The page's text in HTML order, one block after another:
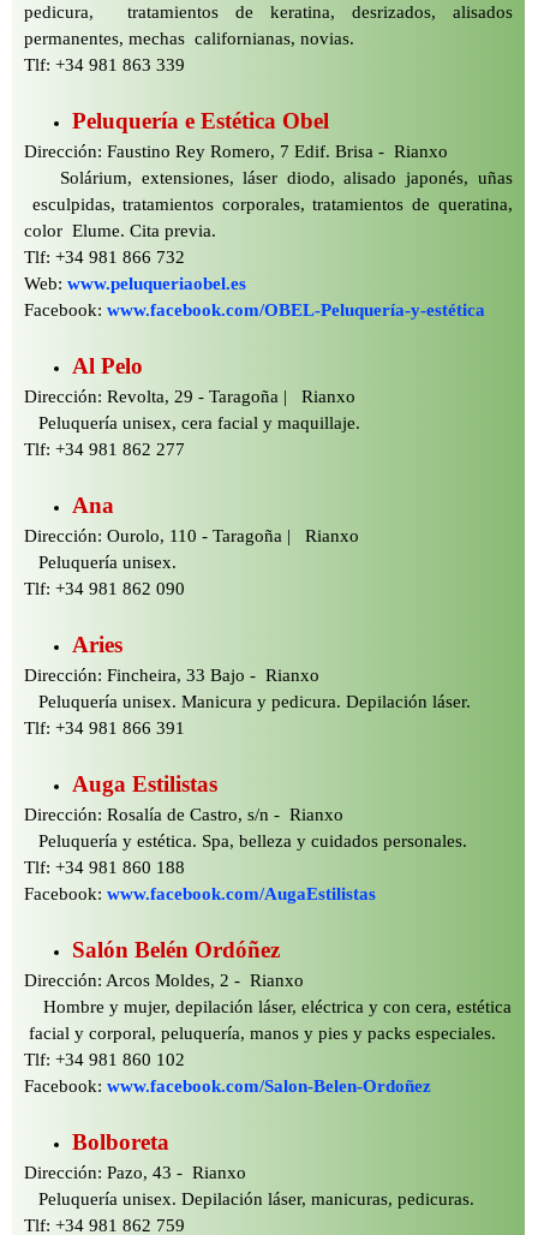
pedicura, tratamientos de keratina, desrizados, alisados
permanentes, mechas californianas, novias.
Tlf: +34 981 863 339
Peluquería e Estética Obel
Dirección: Faustino Rey Romero, 7 Edif. Brisa - Rianxo
Solárium, extensiones, láser diodo, alisado japonés, uñas
esculpidas, tratamientos corporales, tratamientos de queratina,
color Elume. Cita previa.
Tlf: +34 981 866 732
Web: www.peluqueriaobel.es
Facebook: www.facebook.com/OBEL-Peluquería-y-estética
Al Pelo
Dirección: Revolta, 29 - Taragoña | Rianxo
Peluquería unisex, cera facial y maquillaje.
Tlf: +34 981 862 277
Ana
Dirección: Ourolo, 110 - Taragoña | Rianxo
Peluquería unisex.
Tlf: +34 981 862 090
Aries
Dirección: Fincheira, 33 Bajo - Rianxo
Peluquería unisex. Manicura y pedicura. Depilación láser.
Tlf: +34 981 866 391
Auga Estilistas
Dirección: Rosalía de Castro, s/n - Rianxo
Peluquería y estética. Spa, belleza y cuidados personales.
Tlf: +34 981 860 188
Facebook: www.facebook.com/AugaEstilistas
Salón Belén Ordóñez
Dirección: Arcos Moldes, 2 - Rianxo
Hombre y mujer, depilación láser, eléctrica y con cera, estética
facial y corporal, peluquería, manos y pies y packs especiales.
Tlf: +34 981 860 102
Facebook: www.facebook.com/Salon-Belen-Ordoñez
Bolboreta
Dirección: Pazo, 43 - Rianxo
Peluquería unisex. Depilación láser, manicuras, pedicuras.
Tlf: +34 981 862 759